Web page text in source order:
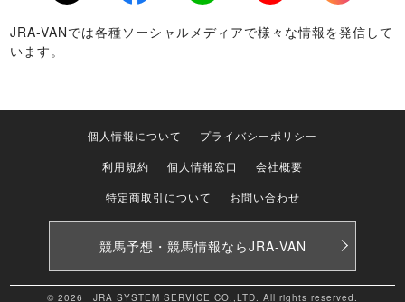
Twitter Facebook LINE Youtube
Instagram
JRA-VANでは各種ソーシャルメディアで様々な情報を発信して
います。
個人情報について
プライバシーポリシー
利用規約
個人情報窓口
会社概要
特定商取引について
お問い合わせ
競馬予想・競馬情報ならJRA-VAN
© 2026 JRA SYSTEM SERVICE CO.,LTD. All rights reserved.